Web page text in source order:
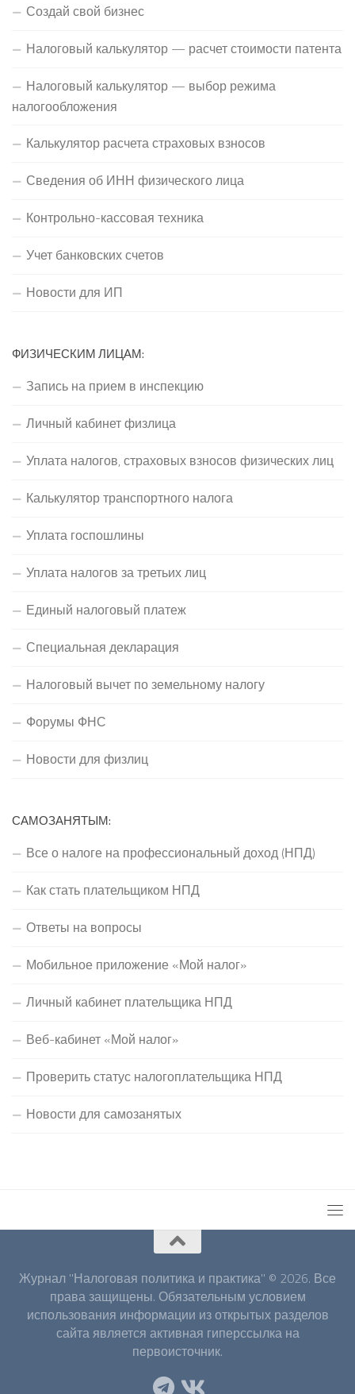
Создай свой бизнес
Налоговый калькулятор — расчет стоимости патента
Налоговый калькулятор — выбор режима
налогообложения
Калькулятор расчета страховых взносов
Сведения об ИНН физического лица
Контрольно-кассовая техника
Учет банковских счетов
Новости для ИП
ФИЗИЧЕСКИМ ЛИЦАМ:
Запись на прием в инспекцию
Личный кабинет физлица
Уплата налогов, страховых взносов физических лиц
Калькулятор транспортного налога
Уплата госпошлины
Уплата налогов за третьих лиц
Единый налоговый платеж
Специальная декларация
Налоговый вычет по земельному налогу
Форумы ФНС
Новости для физлиц
САМОЗАНЯТЫМ:
Все о налоге на профессиональный доход (НПД)
Как стать плательщиком НПД
Ответы на вопросы
Мобильное приложение «Мой налог»
Личный кабинет плательщика НПД
Веб-кабинет «Мой налог»
Проверить статус налогоплательщика НПД
Новости для самозанятых
Журнал "Налоговая политика и практика" © 2026. Все
права защищены. Обязательным условием
использования информации из открытых разделов
сайта является активная гиперссылка на
первоисточник.